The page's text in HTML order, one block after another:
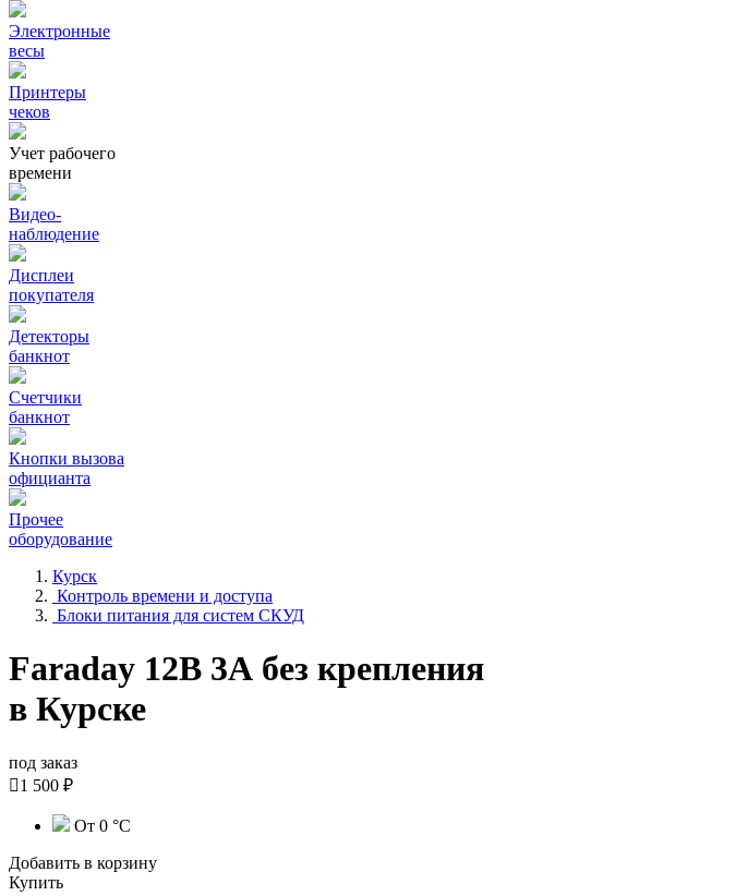
Электронные
весы
Принтеры
чеков
Учет рабочего
времени
Видео‑
наблюдение
Дисплеи
покупателя
Детекторы
банкнот
Счетчики
банкнот
Кнопки вызова
официанта
Прочее
оборудование
Курск
Контроль времени и доступа
Блоки питания для систем СКУД
Faraday 12В 3А без крепления
в Курске
под заказ
1 500 ₽
От 0 °С
Добавить в корзину
Купить